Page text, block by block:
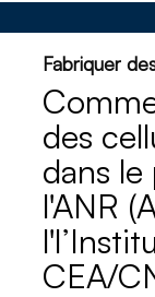
Fabriquer
des
dans le
l'ANR
CEA/